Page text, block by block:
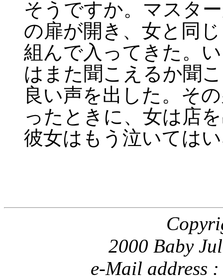
そうですか。マスタ
の扉が開き、女と同
組んで入ってきた。
はまた聞こえるか聞
良い声を出した。そ
ったときに、女は店
彼女はもう泣いては
2000 Baby
e-Mail address